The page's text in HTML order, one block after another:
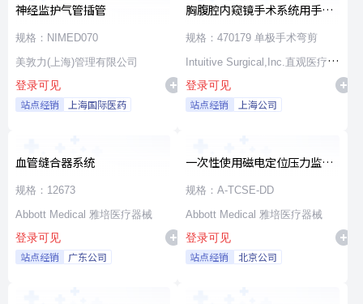
神经监护气管插管
规格：NIMED070
美敦力(上海)管理有限公司
登录可见
站点经销 上海国际医药
胸腹腔内窥镜手术系统用手术
器械
规格：470179 单极手术弯剪
Intuitive Surgical,Inc.直观医疗公
司
登录可见
站点经销 上海公司
血管缝合器系统
规格：12673
Abbott Medical 雅培医疗器械
登录可见
站点经销 广东公司
一次性使用磁电定位压力监测
消融导管
规格：A-TCSE-DD
Abbott Medical 雅培医疗器械
登录可见
站点经销 北京公司